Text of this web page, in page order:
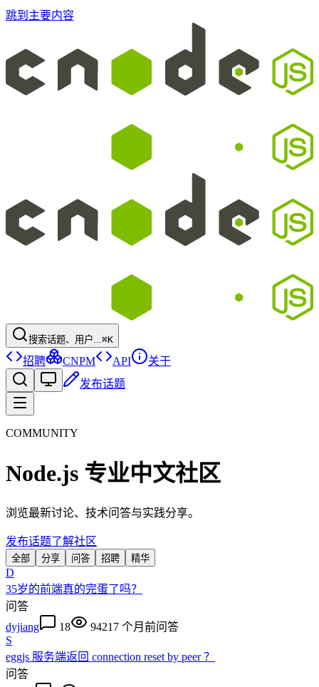
跳到主要内容
搜索话题、用户...⌘K
招聘 CNPM API
关于
发布话题
COMMUNITY
Node.js 专业中文社区
浏览最新讨论、技术问答与实践分享。
发布话题了解社区
全部 分享 问答 招聘 精华
D
35岁的前端真的完蛋了吗？
问答
dyjiang
18 9421 7 个月前问答
S
eggjs 服务端返回 connection reset by peer ？
问答